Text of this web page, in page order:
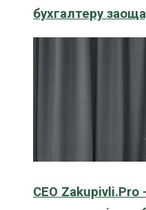
бухгалтеру
CEO Zakupivli.Pro